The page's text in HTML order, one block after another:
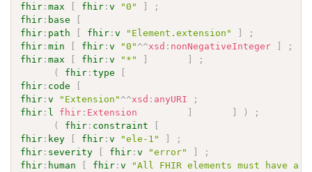
fhir :max fhir :v "0"
;
fhir : base
fhir : path fhir :v "Element.extension"
;
fhir :min fhir :v "0" ^^xsd : nonNegativeInteger
;
fhir :max fhir :v "*"
;
(
fhir :type
fhir : code
fhir :v "Extension" ^^xsd : anyURI
;
fhir : l fhir : Extension )
;
(
fhir : constraint
fhir : key fhir :v "ele-1"
;
fhir : severity fhir :v "error"
;
fhir : human fhir :v
"All FHIR elements must have a